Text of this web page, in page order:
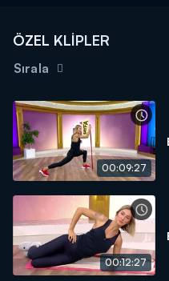
Gülşen'le 2. Sayfa, hafta
ÖZEL KLİPLER
Sırala
00:09:27
00:12:27